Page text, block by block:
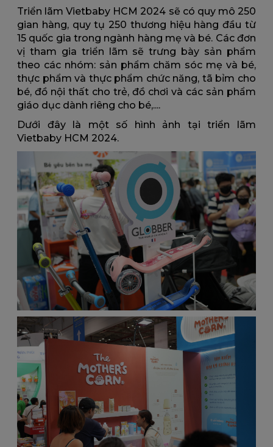
Triển lãm Vietbaby HCM 2024 sẽ có quy mô 250
gian hàng, quy tụ 250 thương hiệu hàng đầu từ
15 quốc gia trong ngành hàng mẹ và bé. Các đơn
vị tham gia triển lãm sẽ trưng bày sản phẩm
theo các nhóm: sản phẩm chăm sóc mẹ và bé,
thực phẩm và thực phẩm chức năng, tã bỉm cho
bé, đồ nội thất cho trẻ, đồ chơi và các sản phẩm
giáo dục dành riêng cho bé,....
Dưới đây là một số hình ảnh tại triển lãm
Vietbaby HCM 2024.